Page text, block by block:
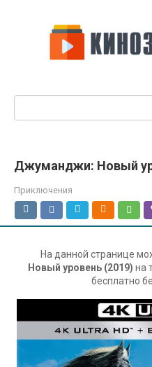
Джуманджи: Новый
Приключения
На данной странице
Новый уровень (2019) на
бесплатно